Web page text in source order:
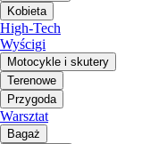
Kobieta
High-Tech
Wyścigi
Motocykle i skutery
Terenowe
Przygoda
Warsztat
Bagaż